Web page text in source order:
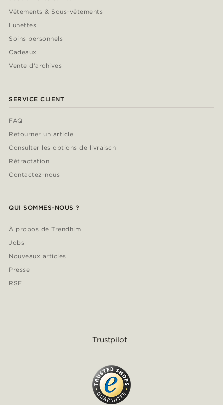
Vêtements & Sous-vêtements
Lunettes
Soins personnels
Cadeaux
Vente d'archives
SERVICE CLIENT
FAQ
Retourner un article
Consulter les options de livraison
Rétractation
Contactez-nous
QUI SOMMES-NOUS ?
À propos de Trendhim
Jobs
Nouveaux articles
Presse
RSE
Trustpilot